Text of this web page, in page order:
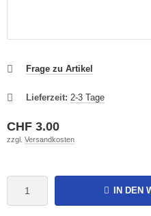
Frage zu Artikel
Lieferzeit: 2-3 Tage
CHF 3.00
zzgl. Versandkosten
IN DEN